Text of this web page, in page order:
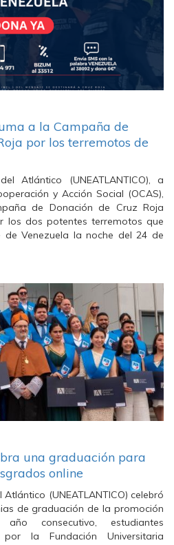
a la Campaña de
por los terremotos de
Atlántico (UNEATLANTICO), a
y Acción Social (OCAS),
de Donación de Cruz Roja
los dos potentes terremotos que
de Venezuela la noche del 24 de
una graduación para
online
(UNEATLANTICO) celebró
de graduación de la promoción
consecutivo, estudiantes
por la Fundación Universitaria